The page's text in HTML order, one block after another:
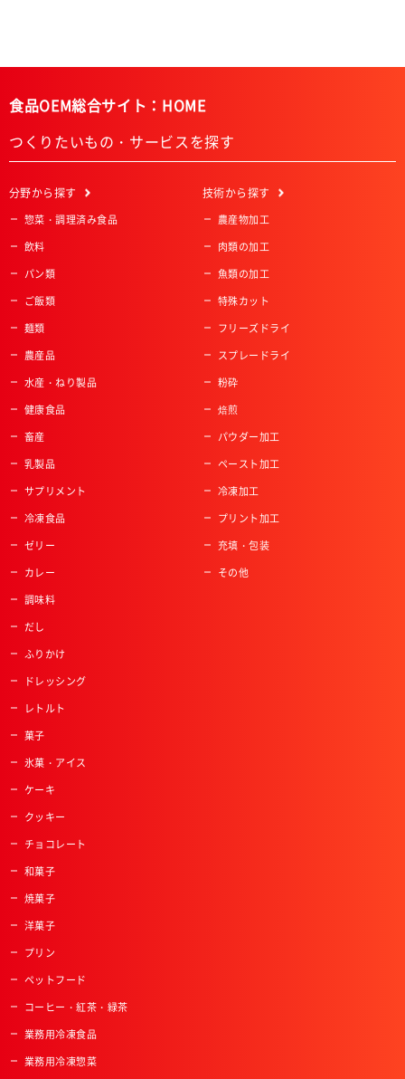
食品OEM総合サイト：HOME
つくりたいもの・サービスを探す
分野から探す
惣菜・調理済み食品
飲料
パン類
ご飯類
麺類
農産品
水産・ねり製品
健康食品
畜産
乳製品
サプリメント
冷凍食品
ゼリー
カレー
調味料
だし
ふりかけ
ドレッシング
レトルト
菓子
氷菓・アイス
ケーキ
クッキー
チョコレート
和菓子
焼菓子
洋菓子
プリン
ペットフード
コーヒー・紅茶・緑茶
業務用冷凍食品
業務用冷凍惣菜
技術から探す
農産物加工
肉類の加工
魚類の加工
特殊カット
フリーズドライ
スプレードライ
粉砕
焙煎
パウダー加工
ペースト加工
冷凍加工
プリント加工
充填・包装
その他